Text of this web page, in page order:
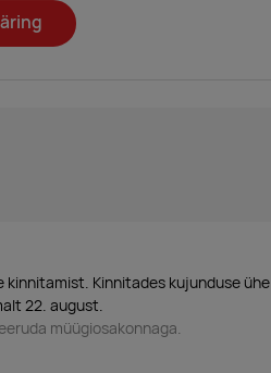
kinnitamist. Kinnitades kujunduse ühe
22. august.
müügiosakonnaga.